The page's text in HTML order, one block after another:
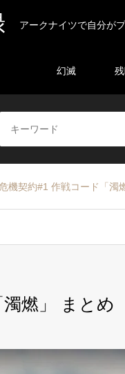
アークナイツで自分が
幻滅
機契約#1 作戦コード「濁
燃」 まとめ